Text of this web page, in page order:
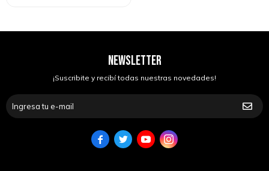
NEWSLETTER
¡Suscribite y recibí todas nuestras novedades!
   